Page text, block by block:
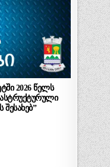
2026 წელს
შესახებ”